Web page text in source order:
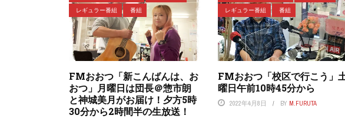
レギュラー番組
番組
FMおおつ「新こんばんは、お
おつ」月曜日は団長＠惣市朗
と神城美月がお届け！夕方5時
30分から2時間半の生放送！
レギュラー番組
番組
FMおおつ「校区で行こう」
曜日午前10時45分から
2022年4月8日 BY M.FURUTA